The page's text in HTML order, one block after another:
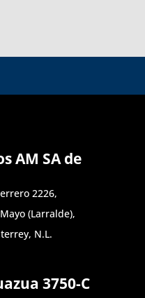
AM SA de
2226,
(Larralde),
N.L.
3750-C